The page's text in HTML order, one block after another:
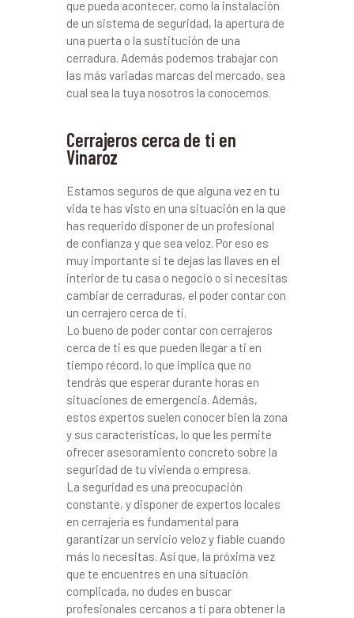
que pueda acontecer, como la instalación
de un sistema de seguridad, la apertura de
una puerta o la sustitución de una
cerradura. Además podemos trabajar con
las más variadas marcas del mercado, sea
cual sea la tuya nosotros la conocemos.
Cerrajeros cerca de ti en
Vinaroz
Estamos seguros de que alguna vez en tu
vida te has visto en una situación en la que
has requerido disponer de un profesional
de confianza y que sea veloz. Por eso es
muy importante si te dejas las llaves en el
interior de tu casa o negocio o si necesitas
cambiar de cerraduras, el poder contar con
un cerrajero cerca de ti.
Lo bueno de poder contar con cerrajeros
cerca de ti es que pueden llegar a ti en
tiempo récord, lo que implica que no
tendrás que esperar durante horas en
situaciones de emergencia. Además,
estos expertos suelen conocer bien la zona
y sus características, lo que les permite
ofrecer asesoramiento concreto sobre la
seguridad de tu vivienda o empresa.
La seguridad es una preocupación
constante, y disponer de expertos locales
en cerrajería es fundamental para
garantizar un servicio veloz y fiable cuando
más lo necesitas. Así que, la próxima vez
que te encuentres en una situación
complicada, no dudes en buscar
profesionales cercanos a ti para obtener la